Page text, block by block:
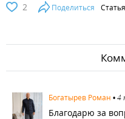
2
Поделиться Статья
1727 Богатырев Роман •4
Благодарю за